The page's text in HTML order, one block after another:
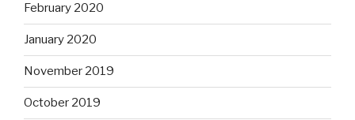
February 2020
January 2020
November 2019
October 2019